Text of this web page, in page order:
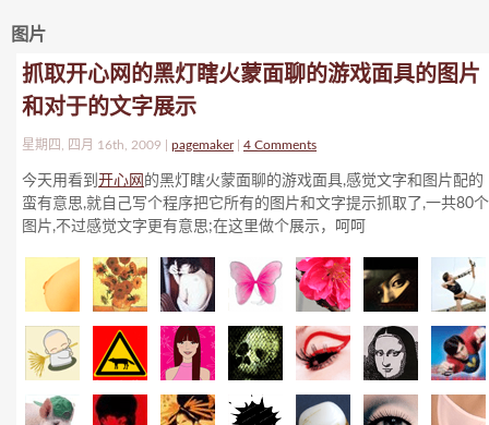
图片
抓取开心网的黑灯瞎火蒙面聊的游戏面具的图片
和对于的文字展示
星期四, 四月 16th, 2009 | pagemaker| 4 Comments
今天用看到 开心网 的黑灯瞎火蒙面聊的游戏面具,感觉文字和图片配的
蛮有意思,就自己写个程序把它所有的图片和文字提示抓取了,一共80个
图片,不过感觉文字更有意思;在这里做个展示，呵呵